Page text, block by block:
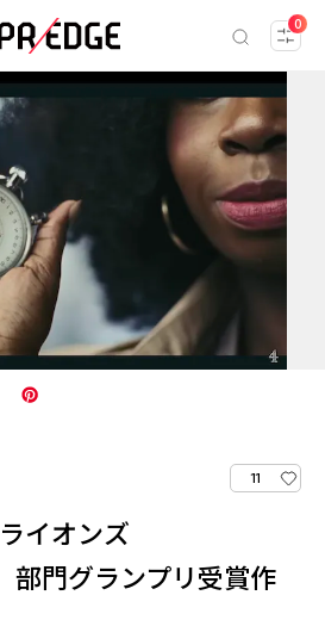
0
11
イオンズ
部門グランプリ受賞作